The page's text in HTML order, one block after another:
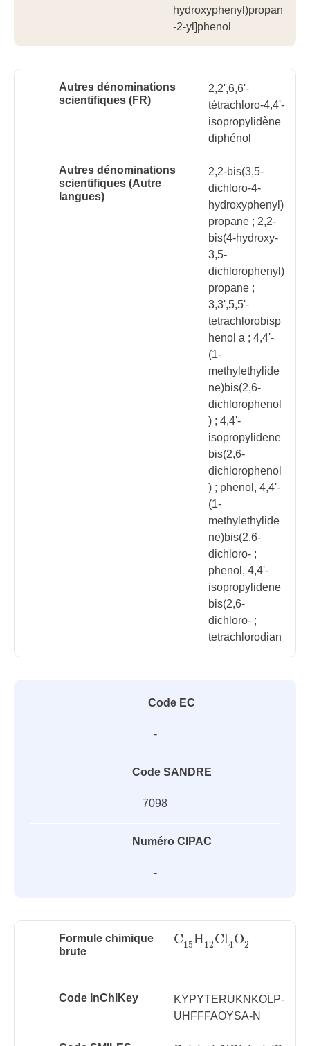
hydroxyphenyl)propan
-2-yl]phenol
Autres dénominations
scientifiques (FR)
2,2',6,6'-
tétrachloro-4,4'-
isopropylidène
diphénol
Autres dénominations
scientifiques (Autre
langues)
2,2-bis(3,5-
dichloro-4-
hydroxyphenyl)
propane ; 2,2-
bis(4-hydroxy-
3,5-
dichlorophenyl)
propane ;
3,3',5,5'-
tetrachlorobisp
henol a ; 4,4'-
(1-
methylethylide
ne)bis(2,6-
dichlorophenol
) ; 4,4'-
isopropylidene
bis(2,6-
dichlorophenol
) ; phenol, 4,4'-
(1-
methylethylide
ne)bis(2,6-
dichloro- ;
phenol, 4,4'-
isopropylidene
bis(2,6-
dichloro- ;
tetrachlorodian
Code EC
-
Code SANDRE
7098
Numéro CIPAC
-
Formule chimique
brute
C15H12Cl4O2
C15H12Cl4O2
Code InChlKey
KYPYTERUKNKOLP-
UHFFFAOYSA-N